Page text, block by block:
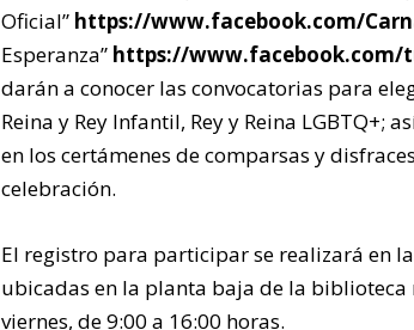
Oficial” https://www.facebook.com/
Esperanza” https://www.facebook.com/
darán a conocer las convocatorias para
Reina y Rey Infantil, Rey y Reina
en los certámenes de comparsas y
celebración.
El registro para participar se realizará en
ubicadas en la planta baja de la biblioteca
viernes, de 9:00 a 16:00 horas.